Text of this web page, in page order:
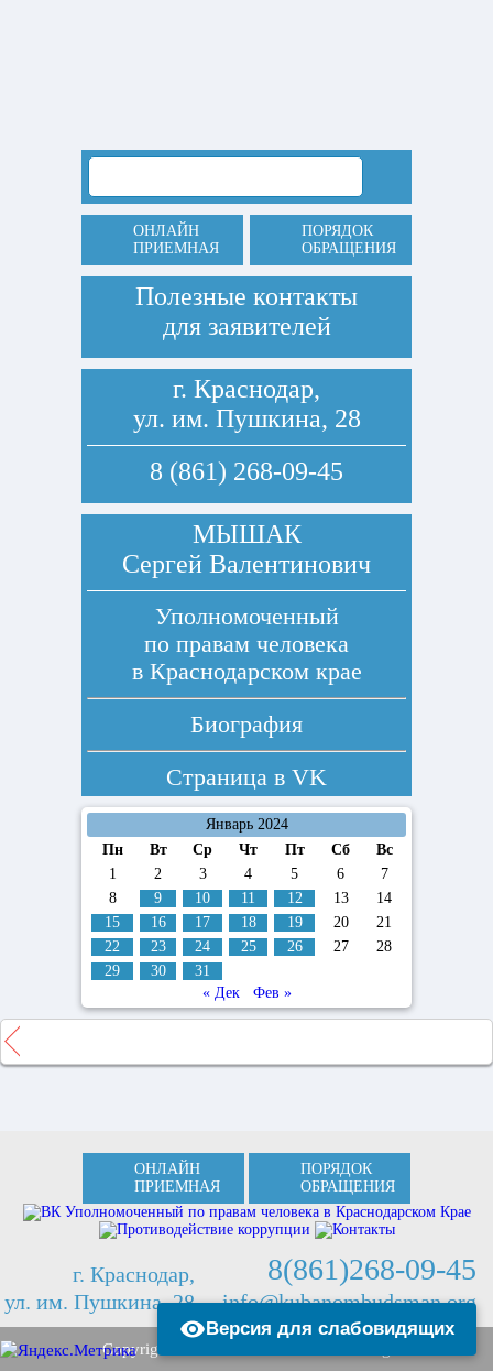
ОНЛАЙН
ПРИЕМНАЯ
ПОРЯДОК
ОБРАЩЕНИЯ
Полезные контакты
для заявителей
г. Краснодар,
ул. им. Пушкина, 28
8 (861) 268-09-45
МЫШАК
Сергей Валентинович
Уполномоченный
по правам человека
в Краснодарском крае
Биография
Страница в VK
Январь 2024
Пн
Вт Ср Чт Пт Сб
Вс
1
2 3 4 5 6
7
8
9 10 11 12 13
14
15
16 17 18 19 20
21
22
23 24 25 26 27
28
29
30
31
« Дек
Фев »
ОНЛАЙН
ПРИЕМНАЯ
ПОРЯДОК
ОБРАЩЕНИЯ
г. Краснодар,
ул. им. Пушкина, 28
8(861)268-09-45
info@kubanombudsman.org
Copyright © 2013 Kubanombudsman.org
Версия для слабовидящих